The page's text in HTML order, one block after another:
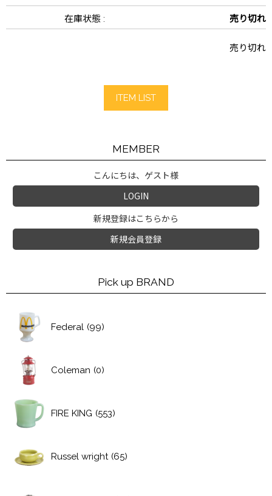
在庫状態 : 売り切れ
売り切れ
ITEM LIST
MEMBER
こんにちは、ゲスト様
LOGIN
新規登録はこちらから
新規会員登録
Pick up BRAND
Federal (99)
Coleman (0)
FIRE KING (553)
Russel wright (65)